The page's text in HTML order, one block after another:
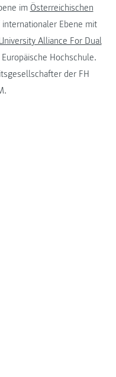
im Österreichischen
Ebene mit
Alliance For Dual
Hochschule.
der FH